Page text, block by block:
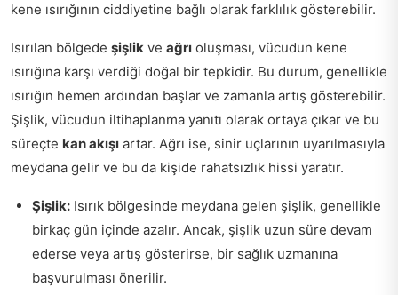
kene ısırığının ciddiyetine bağlı olarak farklılık gösterebilir.
Isırılan bölgede şişlik ve ağrı oluşması, vücudun kene
ısırığına karşı verdiği doğal bir tepkidir. Bu durum, genellikle
ısırığın hemen ardından başlar ve zamanla artış gösterebilir.
Şişlik, vücudun iltihaplanma yanıtı olarak ortaya çıkar ve bu
süreçte kan akışı artar. Ağrı ise, sinir uçlarının uyarılmasıyla
meydana gelir ve bu da kişide rahatsızlık hissi yaratır.
Şişlik: Isırık bölgesinde meydana gelen şişlik, genellikle
birkaç gün içinde azalır. Ancak, şişlik uzun süre devam
ederse veya artış gösterirse, bir sağlık uzmanına
başvurulması önerilir.